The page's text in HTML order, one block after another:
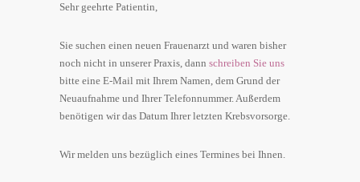
Sehr geehr­te Pati­en­tin,
Sie suchen einen neu­en Frau­en­arzt und waren bis­her
noch nicht in unse­rer Pra­xis, dann schrei­ben Sie uns
bit­te eine E‑Mail mit Ihrem Namen, dem Grund der
Neu­auf­nah­me und Ihrer Tele­fon­num­mer.Außer­dem
benö­ti­gen wir das Datum Ihrer letz­ten Krebsvorsorge.
Wir mel­den uns bezüg­lich eines Ter­mi­nes bei Ihnen.